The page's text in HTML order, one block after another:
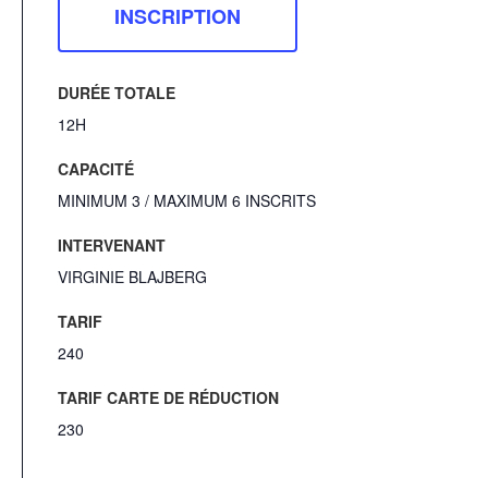
INSCRIPTION
DURÉE TOTALE
12H
CAPACITÉ
MINIMUM 3 / MAXIMUM 6 INSCRITS
INTERVENANT
VIRGINIE BLAJBERG
TARIF
240
TARIF CARTE DE RÉDUCTION
230